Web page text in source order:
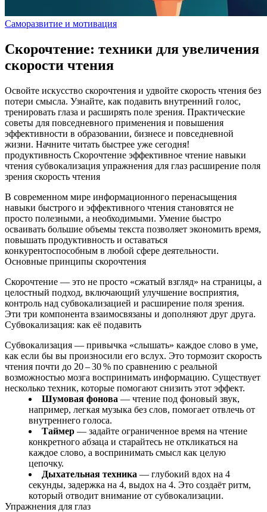
Саморазвитие и мотивация
Скорочтение: техники для увеличения
скорости чтения
Освойте искусство скорочтения и удвойте скорость чтения без
потери смысла. Узнайте, как подавить внутренний голос,
тренировать глаза и расширять поле зрения. Практические
советы для повседневного применения и повышения
эффективности в образовании, бизнесе и повседневной
жизни. Начните читать быстрее уже сегодня!
продуктивность Скорочтение эффективное чтение навыки
чтения субвокализация упражнения для глаз расширение поля
зрения скорость чтения
В современном мире информационного перенасыщения
навыки быстрого и эффективного чтения становятся не
просто полезными, а необходимыми. Умение быстро
осваивать большие объемы текста позволяет экономить время,
повышать продуктивность и оставаться
конкурентоспособным в любой сфере деятельности.
Основные принципы скорочтения
Скорочтение — это не просто «сжатый взгляд» на страницы, а
целостный подход, включающий улучшение восприятия,
контроль над субвокализацией и расширение поля зрения.
Эти три компонента взаимосвязаны и дополняют друг друга.
Субвокализация: как её подавить
Субвокализация — привычка «слышать» каждое слово в уме,
как если бы вы произносили его вслух. Это тормозит скорость
чтения почти до 20 – 30 % по сравнению с реальной
возможностью мозга воспринимать информацию. Существует
несколько техник, которые помогают снизить этот эффект.
Шумовая фонова — чтение под фоновый звук,
например, легкая музыка без слов, помогает отвлечь от
внутреннего голоса.
Таймер — задайте ограниченное время на чтение
конкретного абзаца и старайтесь не откликаться на
каждое слово, а воспринимать смысл как целую
цепочку.
Дыхательная техника — глубокий вдох на 4
секунды, задержка на 4, выдох на 4. Это создаёт ритм,
который отводит внимание от субвокализации.
Упражнения для глаз